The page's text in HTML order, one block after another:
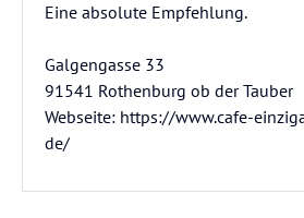
Eine absolute Empfehlung.
Galgengasse 33
91541 Rothenburg ob der Tauber
Webseite: https://www.cafe-
de/